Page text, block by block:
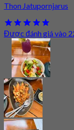
Thon Jatupornjarus
Được đánh giá vào